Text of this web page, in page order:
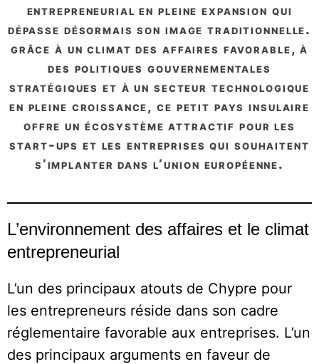
entrepreneurial en pleine expansion qui
dépasse désormais son image traditionnelle.
grâce à un climat des affaires favorable, à
des politiques gouvernementales
stratégiques et à un secteur technologique
en pleine croissance, ce petit pays insulaire
offre un écosystème attractif pour les
start-ups et les entreprises qui souhaitent
s’implanter dans l’union européenne.
L’environnement des affaires et le climat
entrepreneurial
L’un des principaux atouts de Chypre pour
les entrepreneurs réside dans son cadre
réglementaire favorable aux entreprises. L’un
des principaux arguments en faveur de